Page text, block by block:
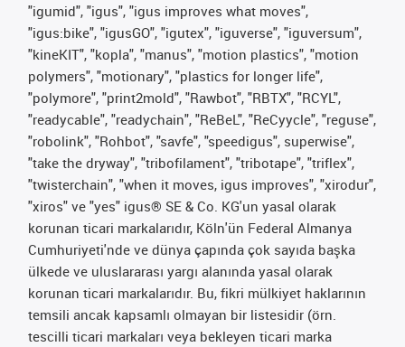
"igumid", "igus", "igus improves what moves",
"igus:bike", "igusGO", "igutex", "iguverse", "iguversum",
"kineKIT", "kopla", "manus", "motion plastics", "motion
polymers", "motionary", "plastics for longer life",
"polymore", "print2mold", "Rawbot", "RBTX", "RCYL",
"readycable", "readychain", "ReBeL", "ReCyycle", "reguse",
"robolink", "Rohbot", "savfe", "speedigus", superwise",
"take the dryway", "tribofilament", "tribotape", "triflex",
"twisterchain", "when it moves, igus improves", "xirodur",
"xiros" ve "yes" igus® SE & Co. KG'un yasal olarak
korunan ticari markalarıdır, Köln'ün Federal Almanya
Cumhuriyeti'nde ve dünya çapında çok sayıda başka
ülkede ve uluslararası yargı alanında yasal olarak
korunan ticari markalarıdır. Bu, fikri mülkiyet haklarının
temsili ancak kapsamlı olmayan bir listesidir (örn.
tescilli ticari markaları veya bekleyen ticari marka